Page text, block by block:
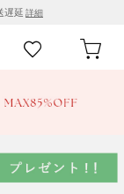
遅延 詳細